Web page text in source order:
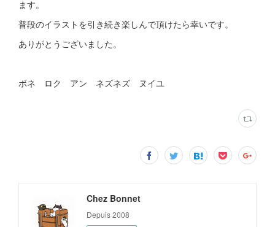
ます。
普段のイラストを引き続き楽しんで頂けたら幸いです。
ありがとうございました。
ボネ ロク アン ネズネズ ヌイユ
Chez Bonnet
Depuis 2008